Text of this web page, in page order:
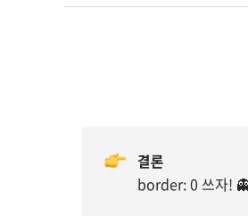
결론
border: 0 쓰자!